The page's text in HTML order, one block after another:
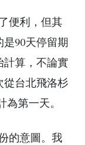
便利，但其
90天停留期
計算，不論實
從台北飛洛杉
第一天。
的意圖。我